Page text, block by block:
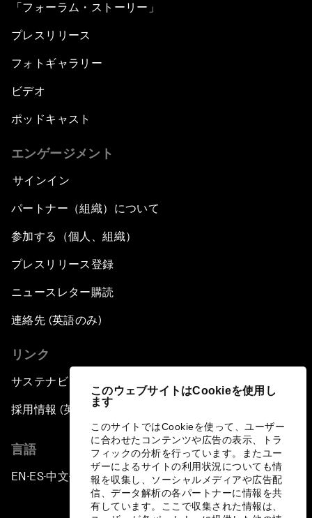
このウェブサイトはCookieを使用し
ます
このサイトではCookieを使って、ユーザー
に合わせたコンテンツや広告の表示、トラ
フィックの分析を行っています。またユー
ザーによるサイトの利用状況についても情
報を収集し、ソーシャルメディアや広告配
信、データ解析の各パートナーに情報を共
有しています。ここで収集された情報は、
「フォーラム・ストーリー」
プレスリリース
フォトギャラリー
ビデオ
ポッドキャスト
エンゲージメント
サインイン
パートナー（組織）について
参加する（個人、組織）
プレスリリース登録
ニュースレター購読
連絡先 (英語のみ)
リンク
サステナビリティへの取り組み
採用情報 (英語のみ)
言語
EN ▪ES▪中文▪ 日本語